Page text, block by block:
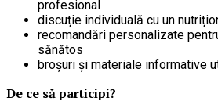
profesional
discuție individuală cu un
recomandări personalizate
sănătos
broșuri și materiale informative
De ce să participi?